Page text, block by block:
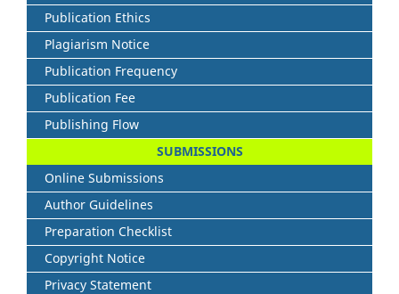
Publication Ethics
Plagiarism Notice
Publication Frequency
Publication Fee
Publishing Flow
SUBMISSIONS
Online Submissions
Author Guidelines
Preparation Checklist
Copyright Notice
Privacy Statement